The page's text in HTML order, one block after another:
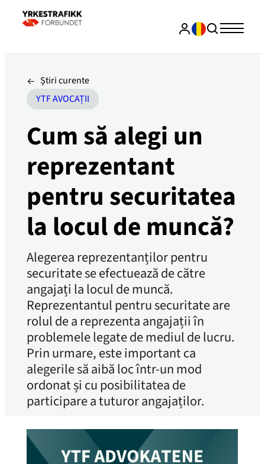
Știri curente
YTF AVOCAȚII
Cum să alegi un
reprezentant
pentru securitatea
la locul de muncă?
Alegerea reprezentanților pentru
securitate se efectuează de către
angajați la locul de muncă.
Reprezentantul pentru securitate are
rolul de a reprezenta angajații în
problemele legate de mediul de lucru.
Prin urmare, este important ca
alegerile să aibă loc într-un mod
ordonat și cu posibilitatea de
participare a tuturor angajaților.